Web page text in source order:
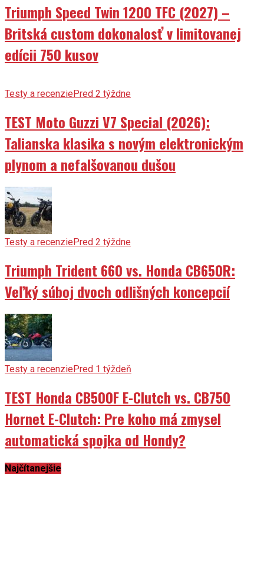
Triumph Speed Twin 1200 TFC (2027) –
Britská custom dokonalosť v limitovanej
edícii 750 kusov
Testy a recenziePred 2 týždne
TEST Moto Guzzi V7 Special (2026):
Talianska klasika s novým elektronickým
plynom a nefalšovanou dušou
Testy a recenziePred 2 týždne
Triumph Trident 660 vs. Honda CB650R:
Veľký súboj dvoch odlišných koncepcií
Testy a recenziePred 1 týždeň
TEST Honda CB500F E-Clutch vs. CB750
Hornet E-Clutch: Pre koho má zmysel
automatická spojka od Hondy?
Najčítanejšie